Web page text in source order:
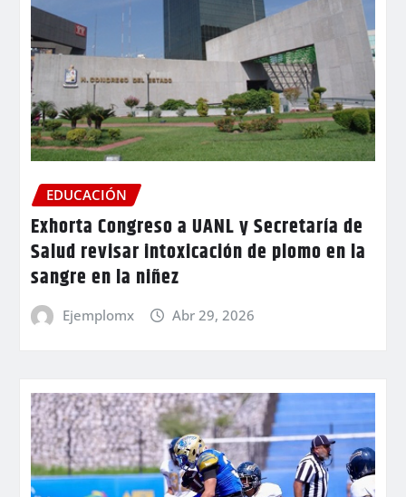
EDUCACIÓN
Exhorta Congreso a UANL y Secretaría de
Salud revisar intoxicación de plomo en la
sangre en la niñez
Ejemplomx Abr 29, 2026